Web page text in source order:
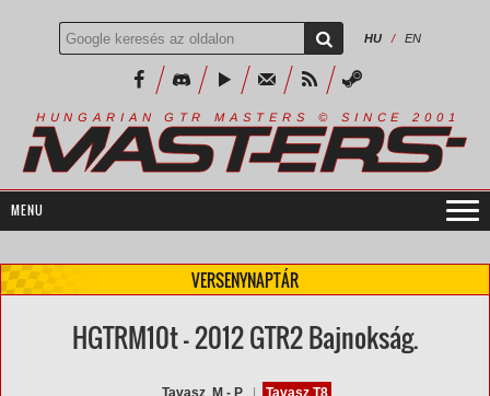
HU / EN
H U N G A R I A N G T R M A S T E R S © S I N C E 2 0 0 1
VERSENYNAPTÁR
HGTRM10t - 2012 GTR2 Bajnokság.
Tavasz M - P Tavasz T8